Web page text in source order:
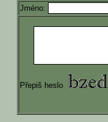
Jméno:
Přepiš heslo